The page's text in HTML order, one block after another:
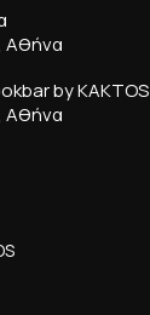
Αθήνα
by KAKTOS
Αθήνα